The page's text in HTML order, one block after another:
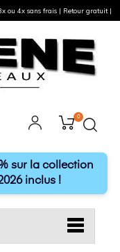
0
sur la collection
inclus !
ou 4x sans frais | Retour gratuit |